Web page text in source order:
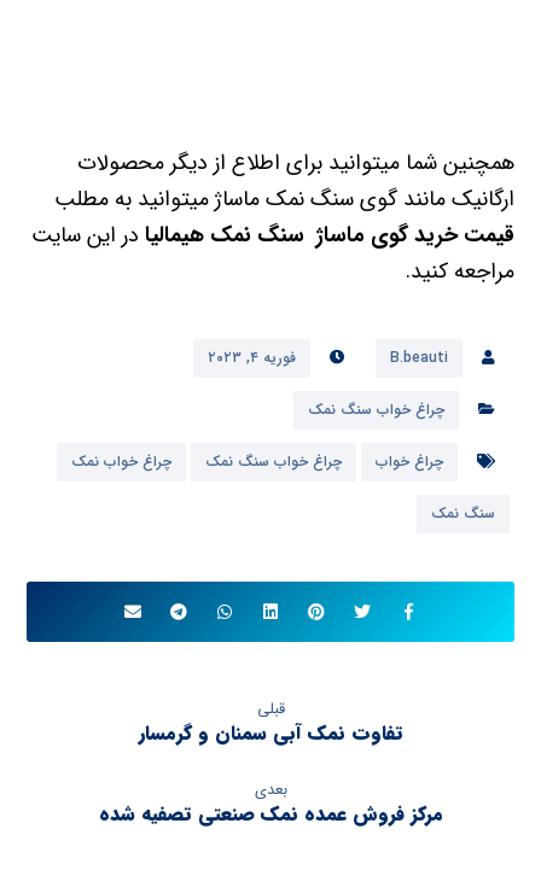
همچنین شما میتوانید برای اطلاع از دیگر محصولات
ارگانیک مانند گوی سنگ نمک ماساژ میتوانید به مطلب
قیمت خرید گوی ماساژ سنگ نمک هیمالیا در این سایت
مراجعه کنید.
B.beauti فوریه ۴, ۲۰۲۳
چراغ خواب سنگ نمک
چراغ خواب چراغ خواب سنگ نمک چراغ خواب نمک
سنگ نمک
قبلی
تفاوت نمک آبی سمنان و گرمسار
بعدی
مرکز فروش عمده نمک صنعتی تصفیه شده